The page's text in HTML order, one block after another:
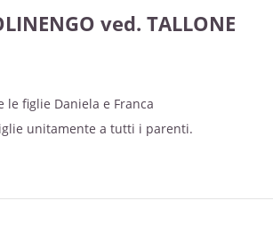
ved. TALLONE
le figlie Daniela e Franca
unitamente a tutti i parenti.